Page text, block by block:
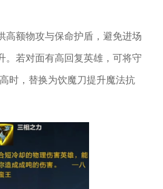
高额物攻与保命护盾，避免进场
。若对面有高回复英雄，可将守
时，替换为饮魔刀提升魔法抗